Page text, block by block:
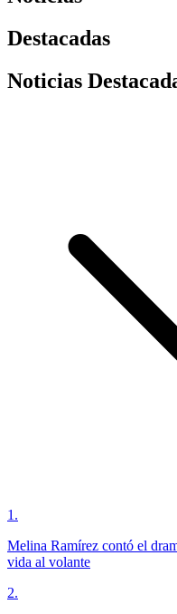
Destacadas
Noticias
1 .
Melina Ramírez contó el
vida al volante
2.